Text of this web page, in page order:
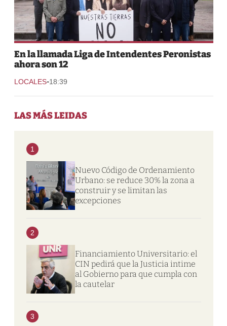
En la llamada Liga de Intendentes Peronistas
ahora son 12
LOCALES-18:39
LAS MÁS LEIDAS
1
Nuevo Código de Ordenamiento
Urbano: se reduce 30% la zona a
construir y se limitan las
excepciones
2
Financiamiento Universitario: el
CIN pedirá que la Justicia intime
al Gobierno para que cumpla con
la cautelar
3